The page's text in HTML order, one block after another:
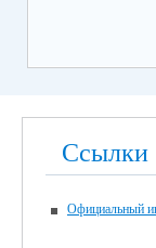
Ссылки
Официальный